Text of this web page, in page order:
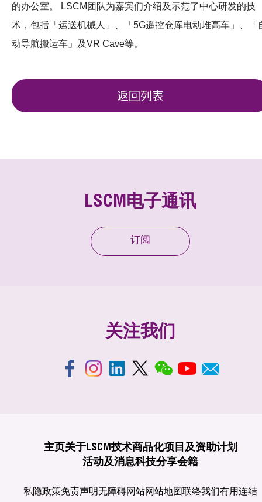
的办公室。 LSCM团队为嘉宾们介绍及示范了中心研发的技
术，包括「运送机械人」、「5G遥控仓库电动堆高车」、「
动导航搬运车」及VR Cave等。
返回列表
LSCM电子通讯
订阅
关注我们
主页关于LSCM技术商品化项目及资助计划
活动及消息科技分享会籍
私隐政策免责声明无障碍网站网站地图联络我们有用连结